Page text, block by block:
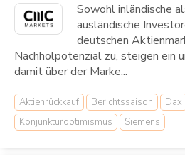
Sowohl inländische
ausländische
deutschen
Nachholpotenzial zu, steigen ein
damit über der Marke...
Aktienrückkauf Berichtssaison Dax
Konjunkturoptimismus
Siemens